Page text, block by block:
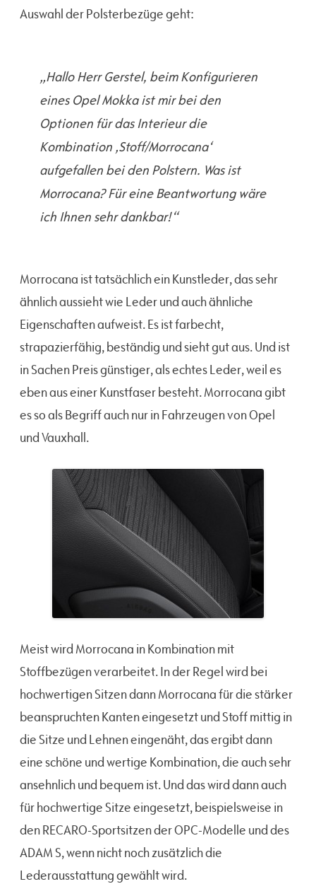
Auswahl der Polsterbezüge geht:
„Hallo Herr Gerstel, beim Konfigurieren
eines Opel Mokka ist mir bei den
Optionen für das Interieur die
Kombination ‚Stoff/Morrocana‘
aufgefallen bei den Polstern. Was ist
Morrocana? Für eine Beantwortung wäre
ich Ihnen sehr dankbar!“
Morrocana ist tatsächlich ein Kunstleder, das sehr
ähnlich aussieht wie Leder und auch ähnliche
Eigenschaften aufweist. Es ist farbecht,
strapazierfähig, beständig und sieht gut aus. Und ist
in Sachen Preis günstiger, als echtes Leder, weil es
eben aus einer Kunstfaser besteht. Morrocana gibt
es so als Begriff auch nur in Fahrzeugen von Opel
und Vauxhall.
Meist wird Morrocana in Kombination mit
Stoffbezügen verarbeitet. In der Regel wird bei
hochwertigen Sitzen dann Morrocana für die stärker
beanspruchten Kanten eingesetzt und Stoff mittig in
die Sitze und Lehnen eingenäht, das ergibt dann
eine schöne und wertige Kombination, die auch sehr
ansehnlich und bequem ist. Und das wird dann auch
für hochwertige Sitze eingesetzt, beispielsweise in
den RECARO-Sportsitzen der OPC-Modelle und des
ADAM S, wenn nicht noch zusätzlich die
Lederausstattung gewählt wird.